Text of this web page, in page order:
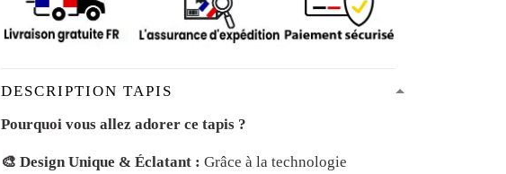
DESCRIPTION TAPIS
Pourquoi vous allez adorer ce tapis ?
🎨 Design Unique & Éclatant : Grâce à la technologie